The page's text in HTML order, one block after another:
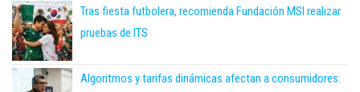
Tras fiesta futbolera, recomienda Fundación MSI realizar
pruebas de ITS
Algoritmos y tarifas dinámicas afectan a consumidores: